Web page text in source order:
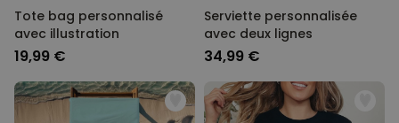
Tote bag personnalisé
avec illustration
19,99 €
Serviette personnalisée
avec deux lignes
34,99 €